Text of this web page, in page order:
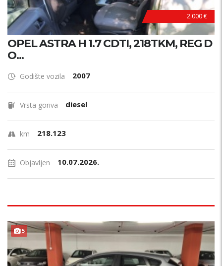
2.000 €
OPEL ASTRA H 1.7 CDTI, 218TKM, REG D
O...
Godište vozila 2007
Vrsta goriva diesel
km 218.123
Objavljen 10.07.2026.
5 PRILIKA !